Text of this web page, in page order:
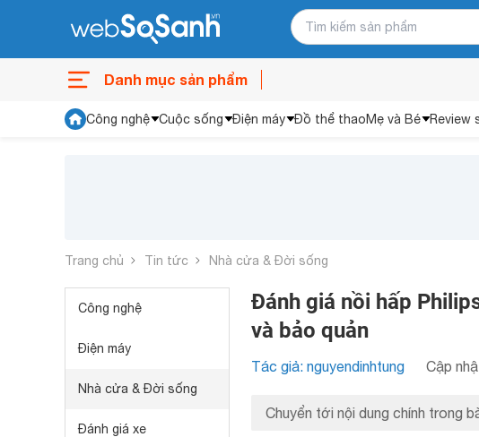
Danh mục sản phẩm
Công nghệ Cuộc sống Điện máy Đồ thể thaoMẹ và Bé Review
Trang chủ Tin tức Nhà cửa & Đời sống
Công nghệ
Điện máy
Nhà cửa & Đời sống
Đánh giá xe
Đánh giá nồi hấp
và bảo quản
Tác giả: nguyendinhtung Cập
Chuyển tới nội dung chính trong